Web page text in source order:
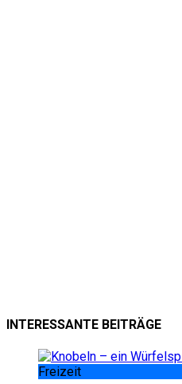
INTERESSANTE BEITRÄGE
Freizeit